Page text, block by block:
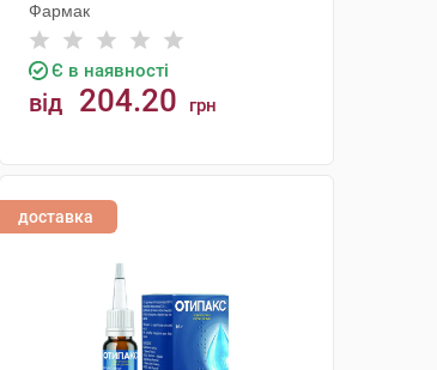
Фармак
Є в наявності
від 204.20 грн
доставка